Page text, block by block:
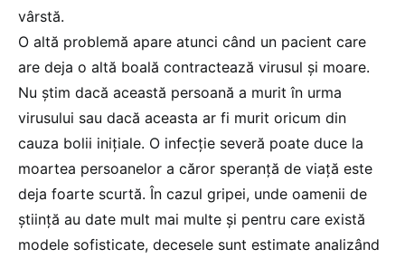
vârstă.
O altă problemă apare atunci când un pacient care
are deja o altă boală contractează virusul și moare.
Nu știm dacă această persoană a murit în urma
virusului sau dacă aceasta ar fi murit oricum din
cauza bolii inițiale. O infecție severă poate duce la
moartea persoanelor a căror speranță de viață este
deja foarte scurtă. În cazul gripei, unde oamenii de
știință au date mult mai multe și pentru care există
modele sofisticate, decesele sunt estimate analizând